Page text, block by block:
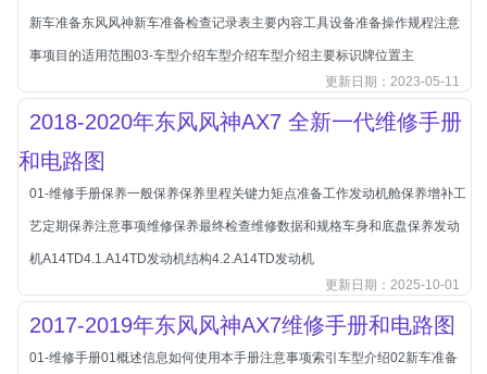
奔驰
宝沃
宝骏
宝骏
本田
本田-东风本田
本田-海外本田
标致
新车准备东风风神新车准备检查记录表主要内容工具设备准备操作规程注意
事项目的适用范围03-车型介绍车型介绍车型介绍主要标识牌位置主
更新日期：2023-05-11
2018-2020年东风风神AX7 全新一代维修手册
和电路图
01-维修手册保养一般保养保养里程关键力矩点准备工作发动机舱保养增补工
艺定期保养注意事项维修保养最终检查维修数据和规格车身和底盘保养发动
机A14TD4.1.A14TD发动机结构4.2.A14TD发动机
更新日期：2025-10-01
2017-2019年东风风神AX7维修手册和电路图
01-维修手册01概述信息如何使用本手册注意事项索引车型介绍02新车准备